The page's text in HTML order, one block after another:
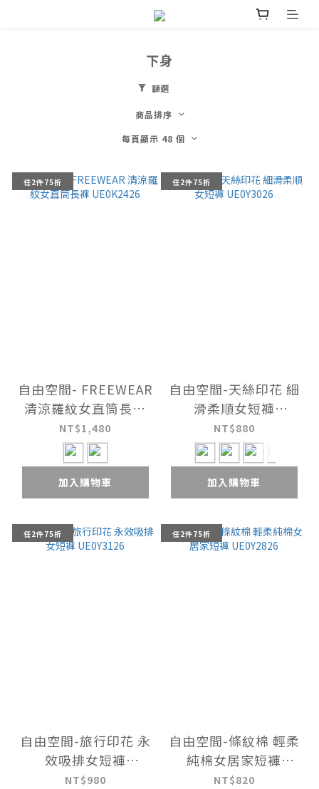
下身
篩選
商品排序
每頁顯示 48 個
任2件75折
自由空間- FREEWEAR
清涼羅紋女直筒長褲
UE0K2426
NT$1,480
加入購物車
任2件75折
自由空間-天絲印花 細
滑柔順女短褲
UE0Y3026
NT$880
加入購物車
任2件75折
自由空間-旅行印花 永
效吸排女短褲
UE0Y3126
NT$980
任2件75折
自由空間-條紋棉 輕柔
純棉女居家短褲
UE0Y2826
NT$820